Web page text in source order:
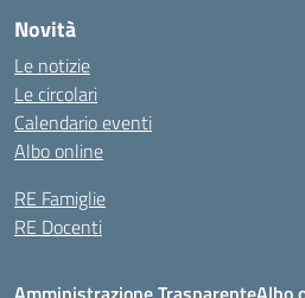
Novità
Le notizie
Le circolari
Calendario eventi
Albo online
RE Famiglie
RE Docenti